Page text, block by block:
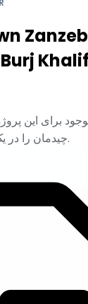
برای این
چیدمان را در یک تب جداگانه باز کنید.